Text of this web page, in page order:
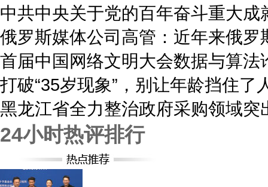
中共中央关于党的百年奋斗重大成
俄罗斯媒体公司高管：近年来俄罗
首届中国网络文明大会数据与算法
打破“35岁现象”，别让年龄挡住了
黑龙江省全力整治政府采购领域突
24小时热评排行